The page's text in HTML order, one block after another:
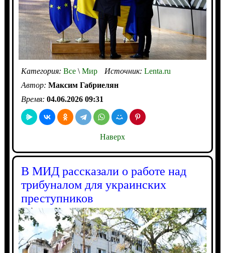
Категория: Все\Мир Источник: Lenta.ru
Автор: Максим Габриелян
Время: 04.06.2026 09:31
Наверх
В МИД рассказали о работе над
трибуналом для украинских
преступников